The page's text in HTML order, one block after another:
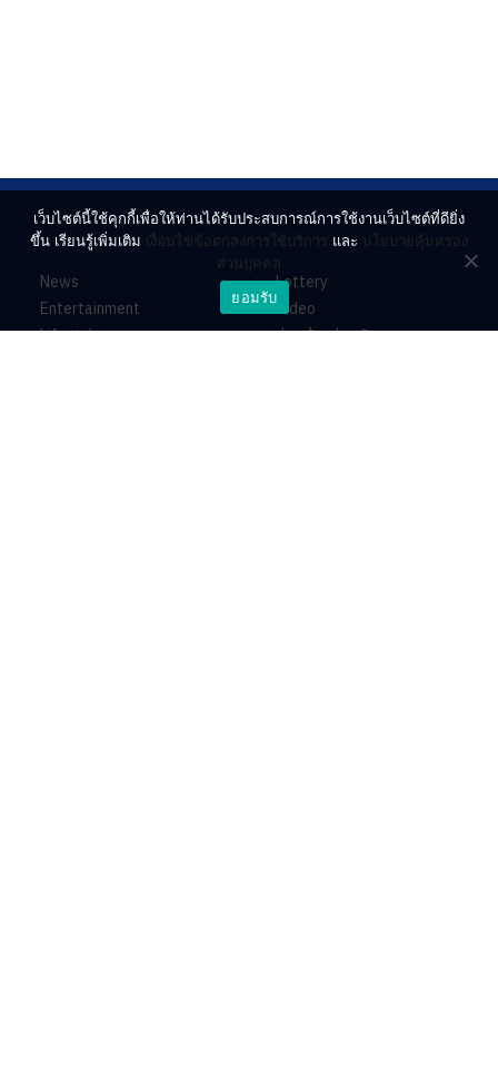
News
Entertainment
Lifestyle
Lottery
Video
ร่วมด้วยช่วยกัน
เว็บไซต์นี้ใช้คุกกี้เพื่อให้ท่านได้รับประสบการณ์การใช้งานเว็บไซต์ที่ดียิ่ง
ขึ้น เรียนรู้เพิ่มเติม เงื่อนไขข้อตกลงการใช้บริการ และ นโยบายคุ้มครอง
ส่วนบุคคล
ยอมรับ